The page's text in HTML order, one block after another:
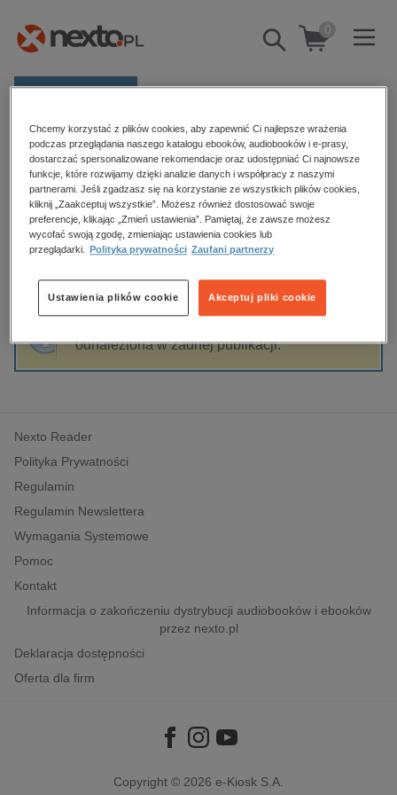
Pokaż/schowaj
wyszukiwarkę
0
Kategorie
Zobacz wszystkie E-prasa
budownictwo, aranżacja wnętrz
biznesowe, branżowe, gospodarka
dzienniki
edukacja
hobby, sport, rozrywka
komputery, internet, technologie, informatyka
polityka, społeczno-informacyjne
psychologiczne
inne
popularno-naukowe
historia
Strona główna Orange Toon
Orange Toon
Sortowanie Filtrowanie
odnaleziona w żadnej publikacji.
Nexto Reader
Polityka Prywatności
Regulamin
Regulamin Newslettera
Wymagania Systemowe
Pomoc
Kontakt
Informacja o zakończeniu dystrybucji audiobooków i ebooków
przez nexto.pl
Deklaracja dostępności
Oferta dla firm
Copyright © 2026 e-Kiosk S.A.
Chcemy korzystać z plików cookies, aby zapewnić Ci najlepsze wrażenia
podczas przeglądania naszego katalogu ebooków, audiobooków i e-prasy,
dostarczać spersonalizowane rekomendacje oraz udostępniać Ci najnowsze
funkcje, które rozwijamy dzięki analizie danych i współpracy z naszymi
partnerami. Jeśli zgadzasz się na korzystanie ze wszystkich plików cookies,
kliknij „Zaakceptuj wszystkie”. Możesz również dostosować swoje
preferencje, klikając „Zmień ustawienia”. Pamiętaj, że zawsze możesz
wycofać swoją zgodę, zmieniając ustawienia cookies lub
przeglądarki.
Polityka prywatności Zaufani partnerzy
Akceptuj pliki cookie
Ustawienia plików cookie